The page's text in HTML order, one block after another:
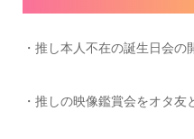
・推し本人不在の誕生日会の
・推しの映像鑑賞会をオタ友